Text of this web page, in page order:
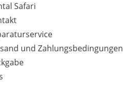
Safari
und Zahlungsbedingungen